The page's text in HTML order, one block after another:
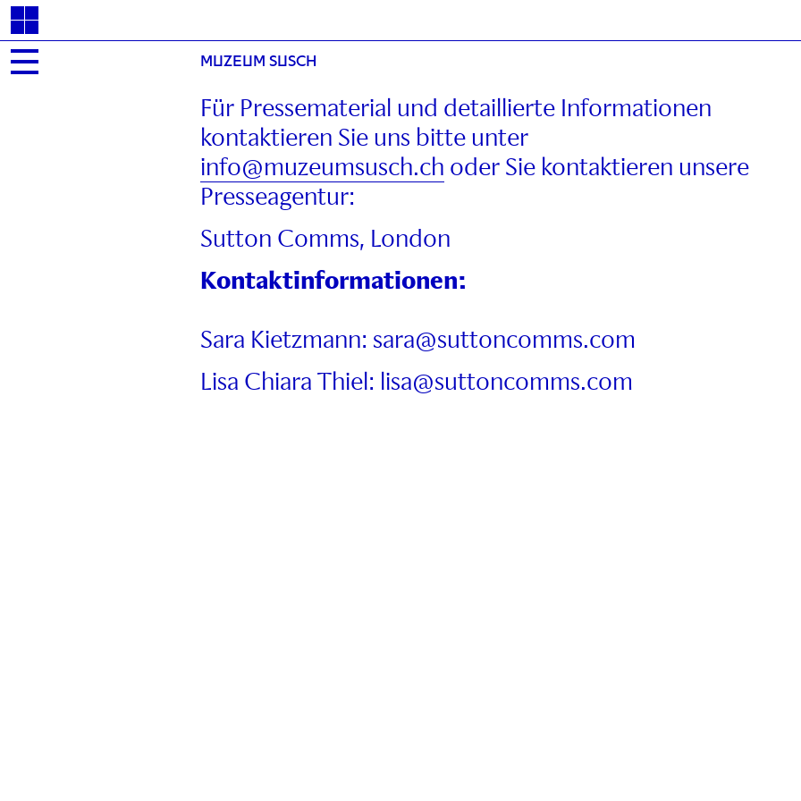
MUZEUM SUSCH
Für Pressematerial und detaillierte Informationen
kontaktieren Sie uns bitte unter
info@muzeumsusch.ch oder Sie kontaktieren unsere
Presseagentur:
Sutton Comms, London
Kontaktinformationen:
Sara Kietzmann: sara@suttoncomms.com
Lisa Chiara Thiel: lisa@suttoncomms.com